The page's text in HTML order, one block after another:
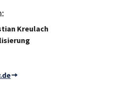
Kreulach